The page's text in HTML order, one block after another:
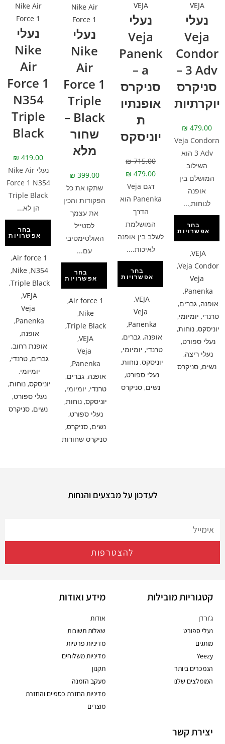
VEJA
נעלי
Veja
Condor
3 Adv –
סניקרס
יוקרתיות
₪ 479.00
הVeja Condor
3 Adv הוא
השילוב
המושלם בין
אופנה
לנוחות,...
בחר
אפשרויות
VEJA
,
Veja Condor
,
Veja
Panenka
,
אופנה,גברים,
טרנדי, יומיומי,
יוניסקס,נוחות,
נעלי ספורט,
נעלי ריצה,
נשים, סניקרס
VEJA
נעלי
Veja
Panenk
a –
סניקרס
אופנתיו
ת
יוניסקס
₪715.00
₪ 479.00
דגם Veja
Panenka הוא
הדרך
המושלמת
לשלב בין אופנה
לאיכות....
בחר
אפשרויות
VEJA
,
Veja
Panenka
,
אופנה,גברים,
טרנדי, יומיומי,
יוניסקס,נוחות,
נעלי ספורט,
נשים, סניקרס
Nike Air
Force 1
נעלי
Nike
Air
Force 1
Triple
Black –
שחור
מלא
₪ 399.00
שתקו את כל
הפקודות והכין
את עצמך
לסטייל
האולטימטיבי
עם...
בחר
אפשרויות
Air force 1
,
Nike
,
Triple Black
,
VEJA
,
Veja
Panenka
,
אופנה,גברים,
טרנדי, יומיומי,
יוניסקס,נוחות,
נעלי ספורט,
נשים,סניקרס,
סניקרס שחורות
Nike Air
Force 1
נעלי
Nike
Air
Force 1
N354
Triple
Black
₪ 419.00
נעלי Nike Air
Force 1 N354
Triple Black
הן לא...
בחר
אפשרויות
Air force 1
,
N354
,
Nike
,
Triple Black
,
VEJA
,
Veja
Panenka
,
אופנה,
אופנת רחוב,
גברים, טרנדי,
יומיומי,
יוניסקס,נוחות,
נעלי ספורט,
נשים, סניקרס
לעדכון על מבצעים והנחות
להצטרפות
קטגוריות מובילות
ג׳ורדן
נעלי ספורט
מותגים
Yeezy
הנמכרים ביותר
המומלצים שלנו
מידע ואודות
אודות
שאלות תשובות
מדיניות פרטיות
מדיניות משלוחים
תקנון
מעקב הזמנה
מדיניות החזרת כספיים והחזרת
מוצרים
יצירת קשר